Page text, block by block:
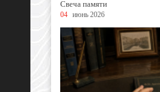
Свеча памяти
04 июнь 2026